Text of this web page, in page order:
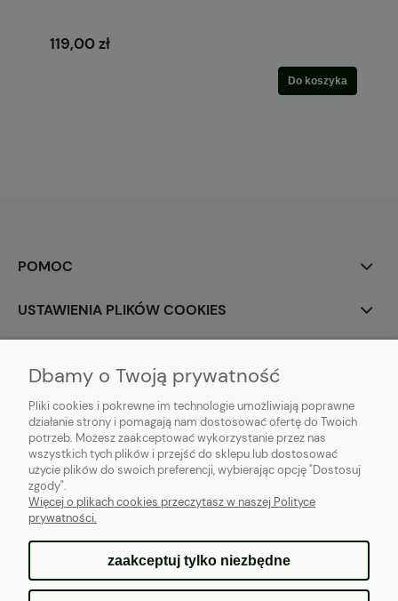
119,00 zł
Do koszyka
POMOC
USTAWIENIA PLIKÓW COOKIES
PŁATNOŚCI I DOSTAWA
INFORMACJE
O NAS
Dbamy o Twoją prywatność
Pliki cookies i pokrewne im technologie umożliwiają poprawne
działanie strony i pomagają nam dostosować ofertę do Twoich
potrzeb. Możesz zaakceptować wykorzystanie przez nas
wszystkich tych plików i przejść do sklepu lub dostosować
użycie plików do swoich preferencji, wybierając opcję "Dostosuj
zgody".
Więcej o plikach cookies przeczytasz w naszej Polityce
prywatności.
zaakceptuj tylko niezbędne